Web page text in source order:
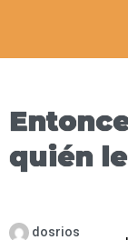
quién
dosrios